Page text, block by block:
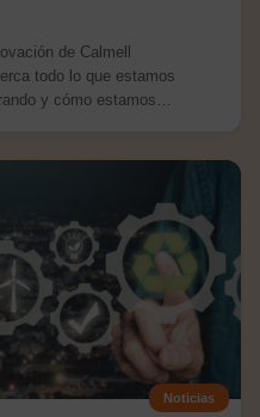
de Calmell
todo lo que estamos
y cómo estamos
Noticias